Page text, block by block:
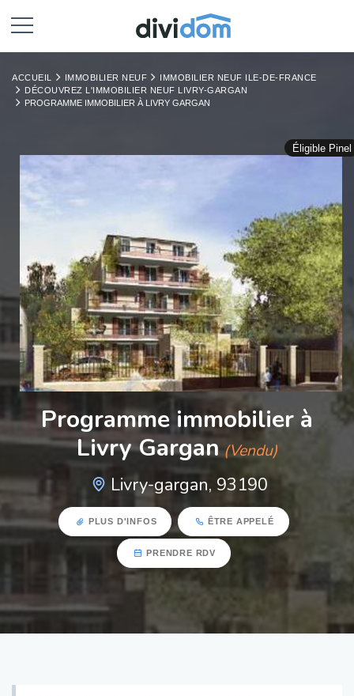
ACCUEIL IMMOBILIER NEUF
IMMOBILIER NEUF ILE-DE-FRANCE
DÉCOUVREZ L'IMMOBILIER NEUF LIVRY-GARGAN
PROGRAMME IMMOBILIER À LIVRY GARGAN
Éligible Pinel
Programme immobilier à
Livry Gargan (Vendu)
Livry-gargan, 93190
PLUS D'INFOS ÊTRE APPELÉ
PRENDRE RDV